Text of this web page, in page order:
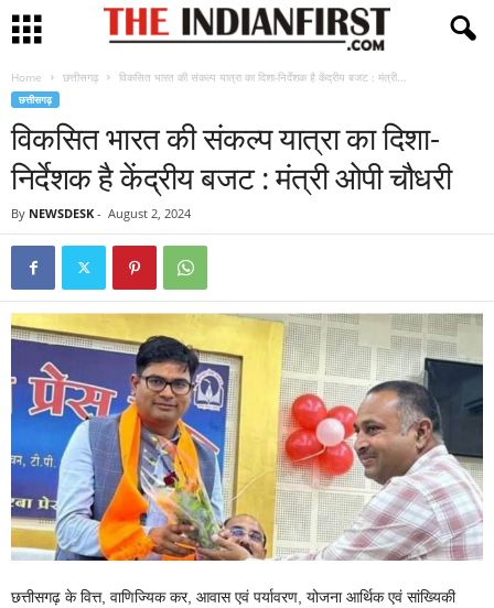
Home छत्तीसगढ़ विकसित भारत की संकल्प यात्रा का दिशा-निर्देशक है केंद्रीय बजट : मंत्री...
छत्तीसगढ़
विकसित भारत की संकल्प यात्रा का दिशा-
निर्देशक है केंद्रीय बजट : मंत्री ओपी चौधरी
By NEWSDESK - August 2, 2024
छत्तीसगढ़ के वित्त, वाणिज्यिक कर, आवास एवं पर्यावरण, योजना आर्थिक एवं सांख्यिकी